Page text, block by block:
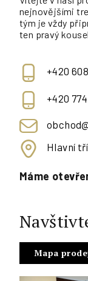
nejnovějšími
tým je vždy
ten pravý
+420
+420
Hlavní
Máme
Mapa